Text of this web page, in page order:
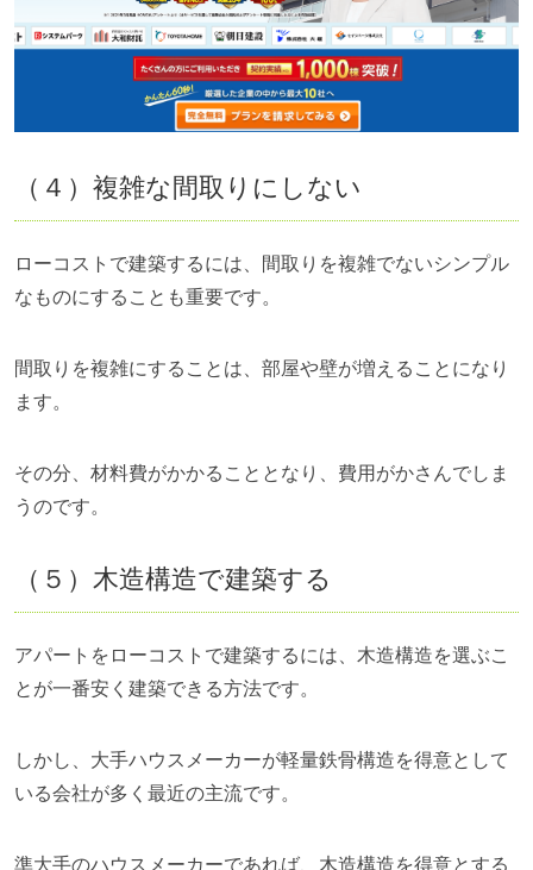
（４）複雑な間取りにしない
ローコストで建築するには、間取りを複雑でないシンプル
なものにすることも重要です。
間取りを複雑にすることは、部屋や壁が増えることになり
ます。
その分、材料費がかかることとなり、費用がかさんでしま
うのです。
（５）木造構造で建築する
アパートをローコストで建築するには、木造構造を選ぶこ
とが一番安く建築できる方法です。
しかし、大手ハウスメーカーが軽量鉄骨構造を得意として
いる会社が多く最近の主流です。
準大手のハウスメーカーであれば、木造構造を得意とする